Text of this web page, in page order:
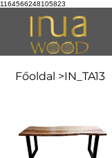
1164566248105823
Főoldal >IN_TA13